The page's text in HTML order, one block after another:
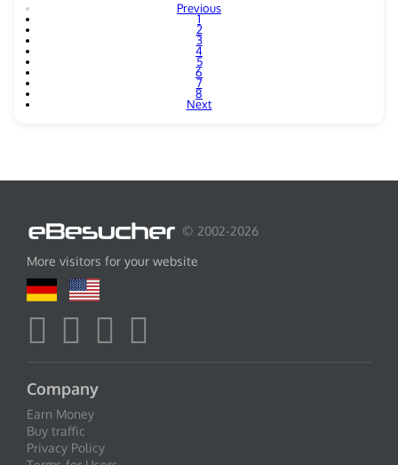
Previous
1
2
3
4
5
6
7
8
Next
© 2002-2026
More visitors for your website
Company
Earn Money
Buy traffic
Privacy Policy